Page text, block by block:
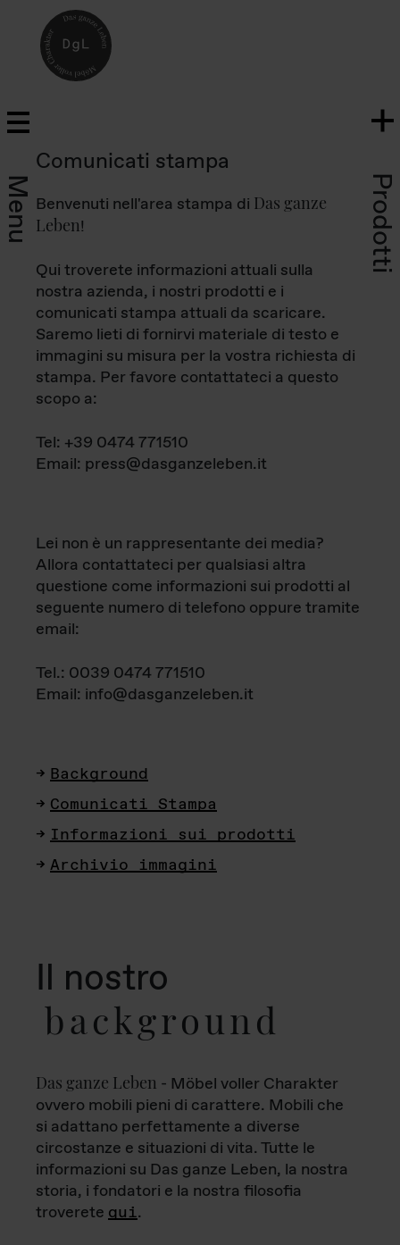
Menu Prodotti
Comunicati stampa
Benvenuti nell'area stampa di Das ganze
Leben!
Qui troverete informazioni attuali sulla
nostra azienda, i nostri prodotti e i
comunicati stampa attuali da scaricare.
Saremo lieti di fornirvi materiale di testo e
immagini su misura per la vostra richiesta di
stampa. Per favore contattateci a questo
scopo a:
Tel: +39 0474 771510
Email: press@dasganzeleben.it
Lei non è un rappresentante dei media?
Allora contattateci per qualsiasi altra
questione come informazioni sui prodotti al
seguente numero di telefono oppure tramite
email:
Tel.: 0039 0474 771510
Email: info@dasganzeleben.it
Background
Comunicati Stampa
Informazioni sui prodotti
Archivio immagini
Il nostro
background
Das ganze Leben - Möbel voller Charakter
ovvero mobili pieni di carattere. Mobili che
si adattano perfettamente a diverse
circostanze e situazioni di vita. Tutte le
informazioni su Das ganze Leben, la nostra
storia, i fondatori e la nostra filosofia
troverete qui.